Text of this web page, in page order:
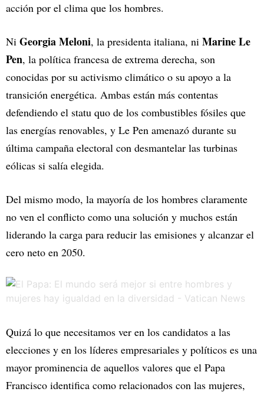
acción por el clima que los hombres.
Ni Georgia Meloni, la presidenta italiana, ni Marine Le
Pen, la política francesa de extrema derecha, son
conocidas por su activismo climático o su apoyo a la
transición energética. Ambas están más contentas
defendiendo el statu quo de los combustibles fósiles que
las energías renovables, y Le Pen amenazó durante su
última campaña electoral con desmantelar las turbinas
eólicas si salía elegida.
Del mismo modo, la mayoría de los hombres claramente
no ven el conflicto como una solución y muchos están
liderando la carga para reducir las emisiones y alcanzar el
cero neto en 2050.
Quizá lo que necesitamos ver en los candidatos a las
elecciones y en los líderes empresariales y políticos es una
mayor prominencia de aquellos valores que el Papa
Francisco identifica como relacionados con las mujeres,